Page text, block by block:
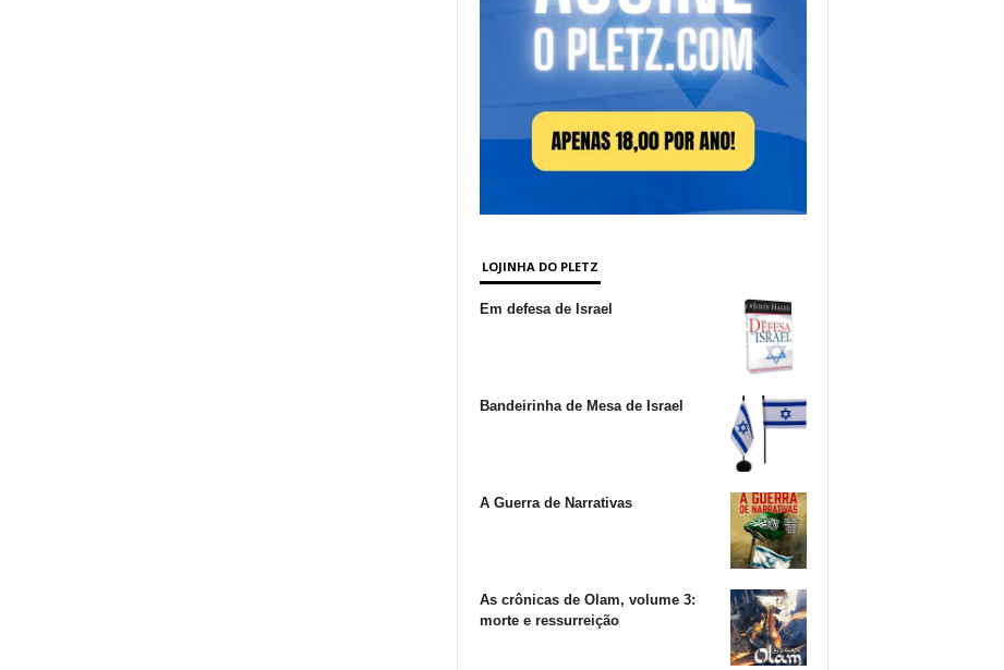
LOJINHA DO PLETZ
Em defesa de Israel
Bandeirinha de Mesa de Israel
A Guerra de Narrativas
As crônicas de Olam, volume 3:
morte e ressurreição